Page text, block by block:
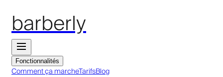
barberly
Fonctionnalités
Comment ça marcheTarifsBlog